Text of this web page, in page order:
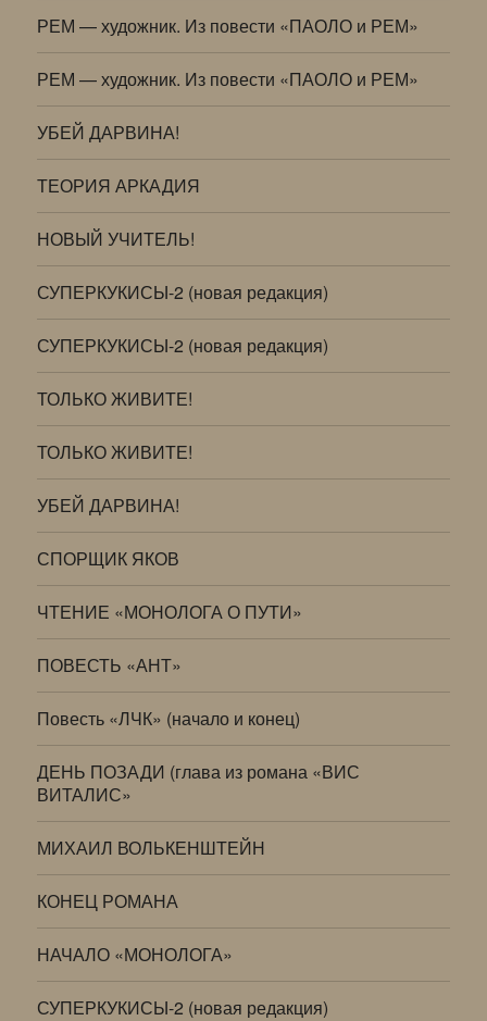
РЕМ — художник. Из повести «ПАОЛО и РЕМ»
РЕМ — художник. Из повести «ПАОЛО и РЕМ»
УБЕЙ ДАРВИНА!
ТЕОРИЯ АРКАДИЯ
НОВЫЙ УЧИТЕЛЬ!
СУПЕРКУКИСЫ-2 (новая редакция)
СУПЕРКУКИСЫ-2 (новая редакция)
ТОЛЬКО ЖИВИТЕ!
ТОЛЬКО ЖИВИТЕ!
УБЕЙ ДАРВИНА!
СПОРЩИК ЯКОВ
ЧТЕНИЕ «МОНОЛОГА О ПУТИ»
ПОВЕСТЬ «АНТ»
Повесть «ЛЧК» (начало и конец)
ДЕНЬ ПОЗАДИ (глава из романа «ВИС
ВИТАЛИС»
МИХАИЛ ВОЛЬКЕНШТЕЙН
КОНЕЦ РОМАНА
НАЧАЛО «МОНОЛОГА»
СУПЕРКУКИСЫ-2 (новая редакция)